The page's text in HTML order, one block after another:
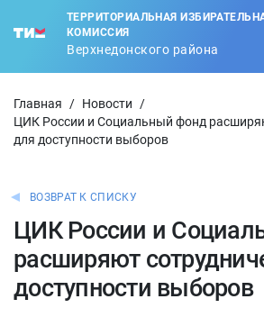
ТЕРРИТОРИАЛЬНАЯ
КОМИССИЯ
Верхнедонского района
Главная / Новости
/
ЦИК России и Социальный фонд
для доступности выборов
ВОЗВРАТ К СПИСКУ
ЦИК России и
расширяют
доступности выборов